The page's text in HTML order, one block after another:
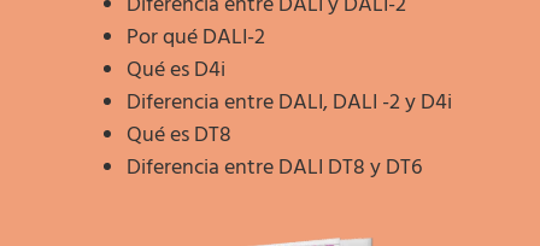
Por qué DALI-2
Qué es D4i
Diferencia entre DALI, DALI -2 y D4i
Qué es DT8
Diferencia entre DALI DT8 y DT6